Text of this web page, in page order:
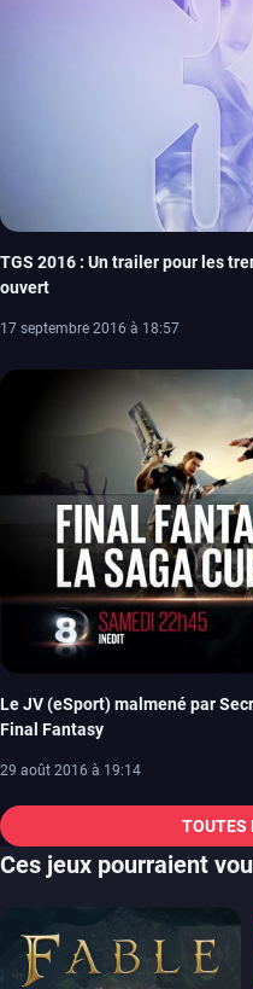
TGS 2016 : Un trailer pour les
ouvert
17 septembre 2016 à 18:57
Le JV (eSport) malmené par
Final Fantasy
29 août 2016 à 19:14
TOUTES
Ces jeux pourraient